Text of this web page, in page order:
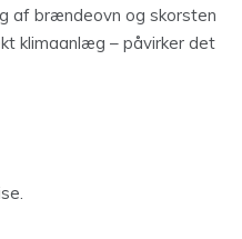
af brændeovn og skorsten
klimaanlæg – påvirker det